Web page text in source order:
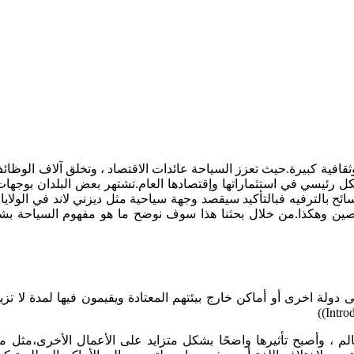
كبيرة.حيث تعزز السياحة عائدات الاقتصاد ، وتخلق آلاف
رئيسي في استثماراتها وإقتصادها العام.تشتهر بعض البلدان
فبالتأكيد سيقصد وجهة سياحية مثل ديزني لاند في
وهكذا.من خلال بحثنا هذا سوف نوضح ما هو مفهوم السياحة
اخرى أو أماكن خارج بيئتهم المعتادة ويقيمون فيها لمدة لا
))
، وأصبح تأثيرها واضحًا بشكل متزايد على الأعمال